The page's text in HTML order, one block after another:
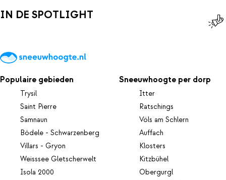
IN DE SPOTLIGHT
Populaire gebieden
Trysil
Saint Pierre
Samnaun
Bödele - Schwarzenberg
Villars - Gryon
Weisssee Gletscherwelt
Isola 2000
Sneeuwhoogte per dorp
Itter
Ratschings
Völs am Schlern
Auffach
Klosters
Kitzbühel
Obergurgl